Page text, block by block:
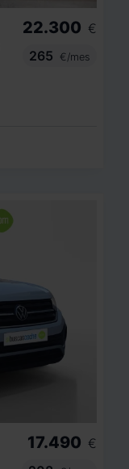
22.300 €
265
€/mes
17.490 €